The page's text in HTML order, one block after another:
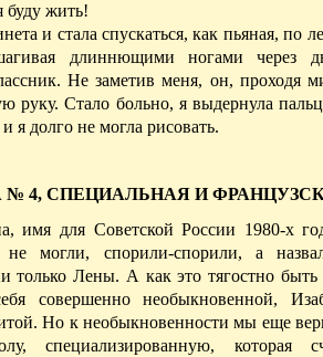
буду жить!
и стала спускаться, как пьяная, по
длиннющими ногами через
Не заметив меня, он, проходя
руку. Стало больно, я выдернула
я долго не могла рисовать.
4, СПЕЦИАЛЬНАЯ И
имя для Советской России 1980-х
могли, спорили-спорили, а
только Лены. А как это тягостно
совершенно необыкновенной,
Но к необыкновенности мы еще
специализированную, которая